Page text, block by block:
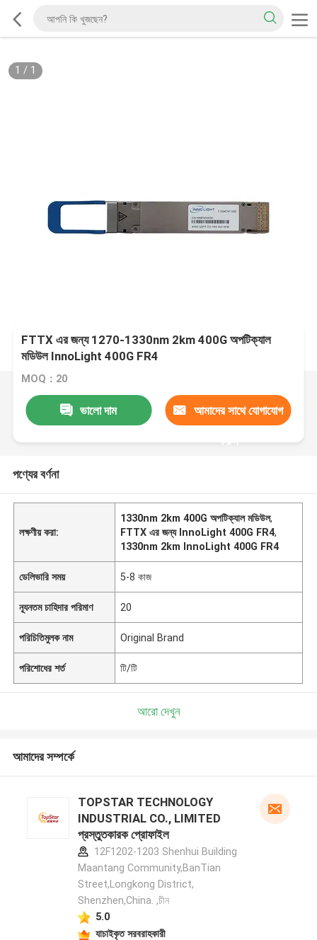
1 / 1
FTTX এর জন্য 1270-1330nm 2km 400G অপটিক্যাল
মডিউল InnoLight 400G FR4
MOQ：20
ভালো দাম আমাদের সাথে যোগাযোগ
করুন
পণ্যের বর্ণনা
লক্ষণীয় করা:
1330nm 2km 400G অপটিক্যাল মডিউল,
FTTX এর জন্য InnoLight 400G FR4,
1330nm 2km InnoLight 400G FR4
ডেলিভারি সময় 5-8 কাজ
ন্যূনতম চাহিদার পরিমাণ 20
পরিচিতিমুলক নাম Original Brand
পরিশোধের শর্ত টি/টি
আরো দেখুন
আমাদের সম্পর্কে
TOPSTAR TECHNOLOGY
INDUSTRIAL CO., LIMITED
প্রস্তুতকারক প্রোফাইল
12F1202-1203 Shenhui Building
Maantang Community,BanTian
Street,Longkong District,
Shenzhen,China. ,চীন
5.0
যাচাইকৃত সরবরাহকারী